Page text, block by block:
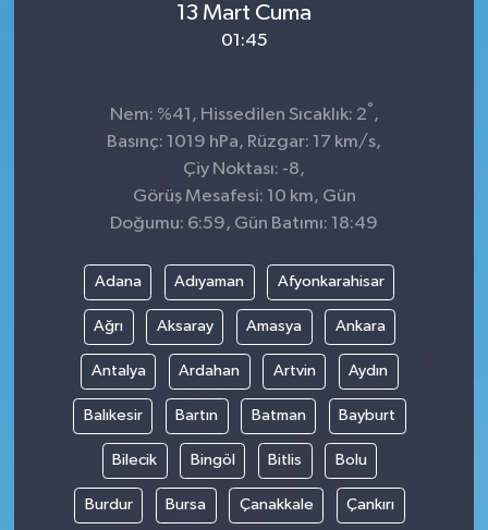
13 Mart Cuma
01:45
Nem: %41, Hissedilen Sıcaklık: 2° ,
Basınç: 1019 hPa, Rüzgar: 17 km/s,
Çiy Noktası: -8,
Görüş Mesafesi: 10 km, Gün
Doğumu: 6:59, Gün Batımı: 18:49
Adana Adıyaman Afyonkarahisar
Ağrı Aksaray Amasya Ankara
Antalya Ardahan Artvin Aydın
Balıkesir Bartın Batman Bayburt
Bilecik Bingöl Bitlis Bolu
Burdur Bursa Çanakkale Çankırı